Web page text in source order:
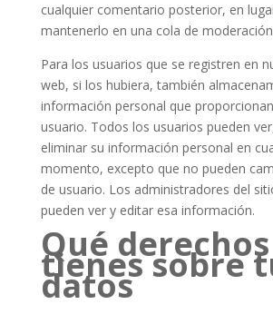
cualquier comentario posterior, en
mantenerlo en una cola de
Para los usuarios que se registren en
web, si los hubiera, también
información personal que
usuario. Todos los usuarios pueden
eliminar su información personal en
momento, excepto que no pueden
de usuario. Los administradores del
pueden ver y editar esa información.
Qué derechos
tienes sobre
datos